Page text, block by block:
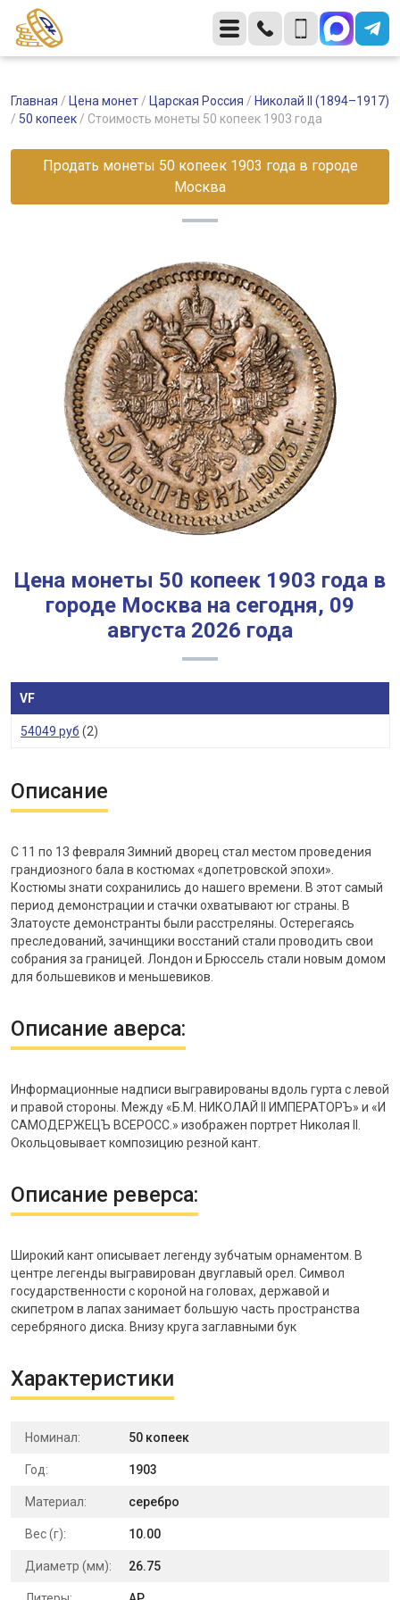
Главная / Цена монет / Царская Россия / Николай II (1894–1917)
/ 50 копеек / Стоимость монеты 50 копеек 1903 года
Продать монеты 50 копеек 1903 года в городе
Москва
Цена монеты 50 копеек 1903 года в
городе Москва на сегодня, 09
августа 2026 года
VF
54049 руб (2)
Описание
С 11 по 13 февраля Зимний дворец стал местом проведения
грандиозного бала в костюмах «допетровской эпохи».
Костюмы знати сохранились до нашего времени. В этот самый
период демонстрации и стачки охватывают юг страны. В
Златоусте демонстранты были расстреляны. Остерегаясь
преследований, зачинщики восстаний стали проводить свои
собрания за границей. Лондон и Брюссель стали новым домом
для большевиков и меньшевиков.
Описание аверса:
Информационные надписи выгравированы вдоль гурта с левой
и правой стороны. Между «Б.М. НИКОЛАЙ II ИМПЕРАТОРЪ» и «И
САМОДЕРЖЕЦЪ ВСЕРОСС.» изображен портрет Николая II.
Окольцовывает композицию резной кант.
Описание реверса:
Широкий кант описывает легенду зубчатым орнаментом. В
центре легенды выгравирован двуглавый орел. Символ
государственности с короной на головах, державой и
скипетром в лапах занимает большую часть пространства
серебряного диска. Внизу круга заглавными бук
Характеристики
Номинал: 50 копеек
Год: 1903
Материал: серебро
Вес (г): 10.00
Диаметр (мм): 26.75